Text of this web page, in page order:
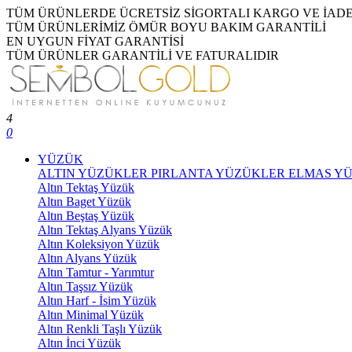
TÜM ÜRÜNLERDE ÜCRETSİZ SİGORTALI KARGO VE İADE
TÜM ÜRÜNLERİMİZ ÖMÜR BOYU BAKIM GARANTİLİ
EN UYGUN FİYAT GARANTİSİ
TÜM ÜRÜNLER GARANTİLİ VE FATURALIDIR
4
0
YÜZÜK
ALTIN YÜZÜKLER PIRLANTA YÜZÜKLER ELMAS
Altın Tektaş Yüzük
Altın Baget Yüzük
Altın Beştaş Yüzük
Altın Tektaş Alyans Yüzük
Altın Koleksiyon Yüzük
Altın Alyans Yüzük
Altın Tamtur - Yarımtur
Altın Taşsız Yüzük
Altın Harf - İsim Yüzük
Altın Minimal Yüzük
Altın Renkli Taşlı Yüzük
Altın İnci Yüzük